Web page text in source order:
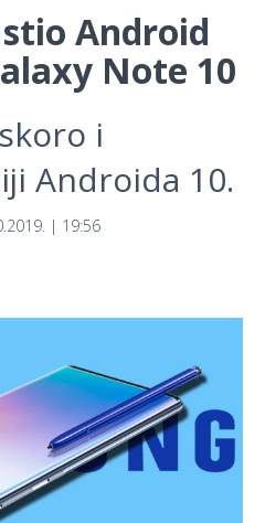
Android
Note 10
i
Androida 10.
| 19:56